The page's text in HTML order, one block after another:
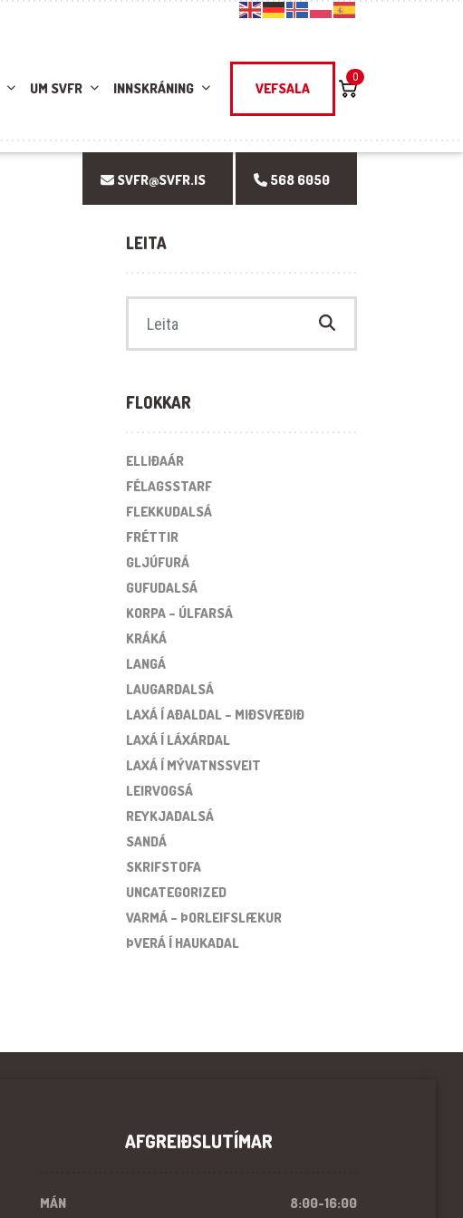
UM SVFR INNSKRÁNING VEFSALA
0
SVFR@SVFR.IS 568 6050
LEITA
FLOKKAR
ELLIÐAÁR
FÉLAGSSTARF
FLEKKUDALSÁ
FRÉTTIR
GLJÚFURÁ
GUFUDALSÁ
KORPA – ÚLFARSÁ
KRÁKÁ
LANGÁ
LAUGARDALSÁ
LAXÁ Í AÐALDAL – MIÐSVÆÐIÐ
LAXÁ Í LÁXÁRDAL
LAXÁ Í MÝVATNSSVEIT
LEIRVOGSÁ
REYKJADALSÁ
SANDÁ
SKRIFSTOFA
UNCATEGORIZED
VARMÁ – ÞORLEIFSLÆKUR
ÞVERÁ Í HAUKADAL
AFGREIÐSLUTÍMAR
MÁN 8:00-16:00